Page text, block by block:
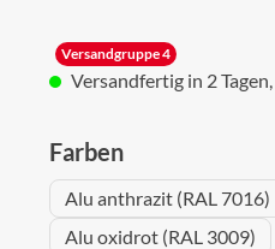
Versandgruppe 4
Versandfertig in 2
Farbenauswählen
Alu anthrazit (RAL 7016)
Alu oxidrot (RAL 3009)